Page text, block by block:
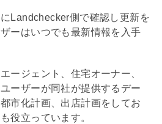
Landchecker側で確認し更新を
ーはいつでも最新情報を入手
エージェント、住宅オーナー、
ーザーが同社が提供するデー
市化計画、出店計画をしてお
役立っています。